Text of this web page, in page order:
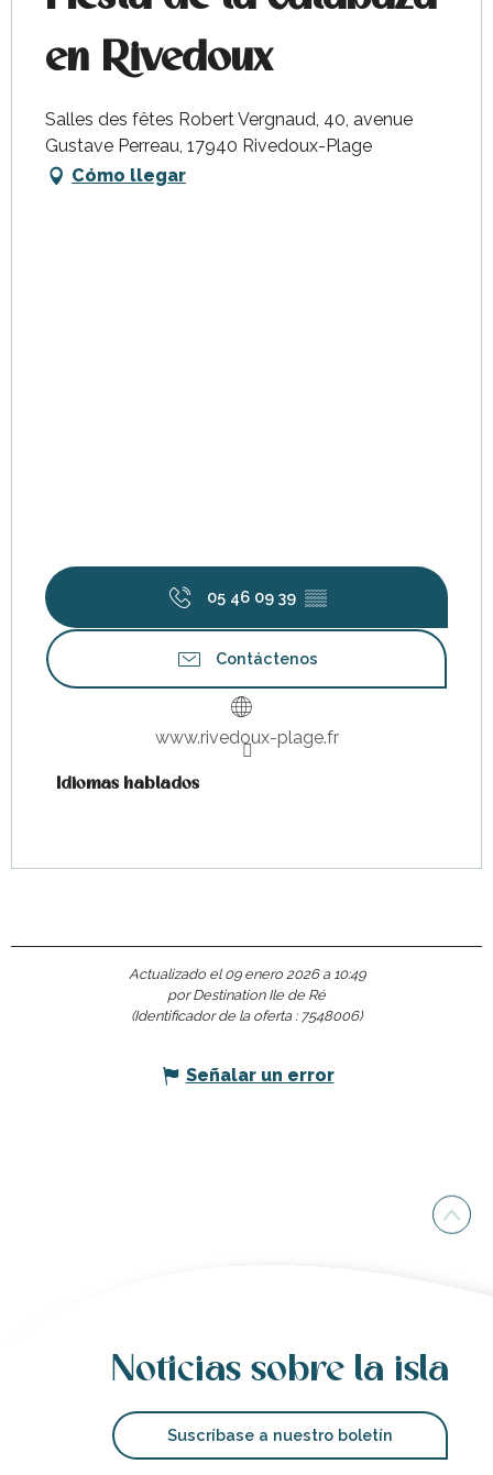
en Rivedoux
Salles des fêtes Robert Vergnaud, 40, avenue
Gustave Perreau, 17940 Rivedoux-Plage
Cómo llegar
05 46 09 39 ▒▒
Contáctenos
www.rivedoux-plage.fr
Idiomas hablados
Idiomas hablados
Actualizado el 09 enero 2026 a 10:49
por Destination Ile de Ré
(Identificador de la oferta : 7548006)
Señalar un error
Noticias sobre la isla
Suscríbase a nuestro boletín